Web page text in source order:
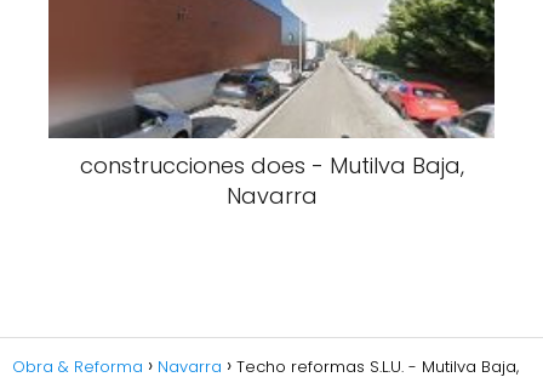
construcciones does - Mutilva Baja,
Navarra
Obra & Reforma Navarra Techo reformas S.L.U. - Mutilva Baja,